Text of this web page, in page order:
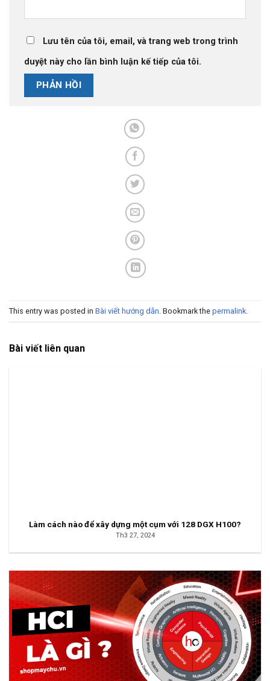
Lưu tên của tôi, email, và trang web trong trình
duyệt này cho lần bình luận kế tiếp của tôi.
This entry was posted in Bài viết hướng dẫn . Bookmark the permalink
Bài viết liên quan
Làm cách nào để xây dựng một cụm với 128 DGX H100?
Th3 27, 2024